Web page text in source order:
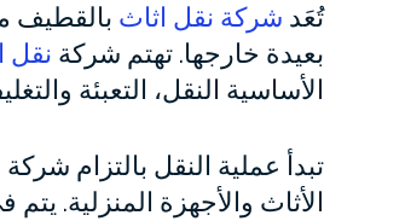
تُعَد شركة نقل اثاث بالقطيف
بعيدة خارجها. تهتم شركة نقل
الأساسية النقل، التعبئة
تبدأ عملية النقل بالتزام شركة
الأثاث والأجهزة المنزلية. يتم